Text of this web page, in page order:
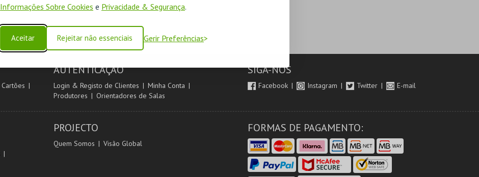
Informações Sobre Cookies e Privacidade & Segurança.
Aceitar Rejeitar não essenciais Gerir Preferências
Cartões
AUTENTICAÇÃO
Login & Registo de Clientes
Minha Conta
Produtores
Orientadores de Salas
SIGA-NOS
Facebook Instagram Twitter E-mail
PROJECTO
Quem Somos Visão Global
FORMAS DE PAGAMENTO: